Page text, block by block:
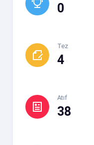
0
Tez
4
Atıf
38